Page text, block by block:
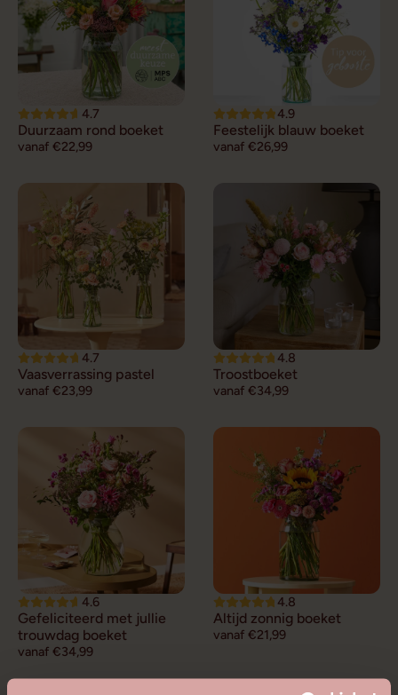
4.7
Duurzaam rond boeket
vanaf €22,99
4.9
Feestelijk blauw boeket
vanaf €26,99
4.7
Vaasverrassing pastel
vanaf €23,99
4.8
Troostboeket
vanaf €34,99
4.6
Gefeliciteerd met jullie
trouwdag boeket
vanaf €34,99
4.8
Altijd zonnig boeket
vanaf €21,99